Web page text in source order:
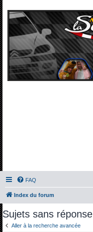
FAQ
Index du forum
Sujets sans réponse
Aller à la recherche avancée